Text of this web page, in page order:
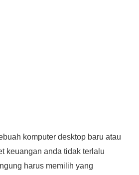
komputer desktop baru atau
keuangan anda tidak terlalu
harus memilih yang